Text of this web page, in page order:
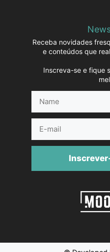
Receba novidades
e conteúdos que
Inscreva-se e fique
mail